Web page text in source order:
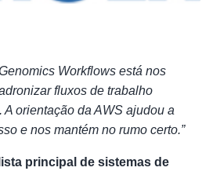
Workflows está nos
fluxos de trabalho
orientação da AWS ajudou a
e nos mantém no rumo certo.”
principal de sistemas de